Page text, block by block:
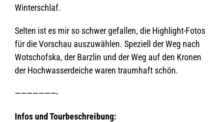
Winterschlaf.
Sel­ten ist es mir so schwer gefal­len, die High­light-Fotos
für die Vor­schau aus­zu­wäh­len. Spe­zi­ell der Weg nach
Wot­schofska, der Barz­lin und der Weg auf den Kro­nen
der Hoch­was­ser­dei­che waren traum­haft schön.
———————-
Infos und Tourbeschreibung: